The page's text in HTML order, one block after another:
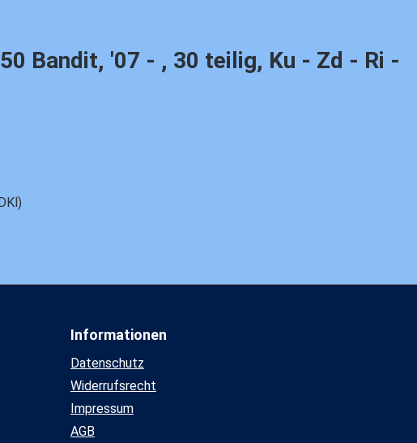
Bandit, '07 - , 30 teilig, Ku - Zd - Ri -
Informationen
Datenschutz
Widerrufsrecht
Impressum
AGB